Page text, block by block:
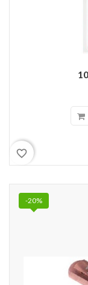
favorite_border
-20%